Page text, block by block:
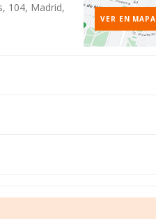
104, Madrid,
VER EN MAPA